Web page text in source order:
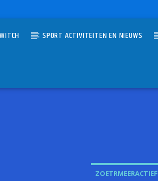
SPORT ACTIVITEITEN EN NIEUWS
ZOETRMEERACTIEF